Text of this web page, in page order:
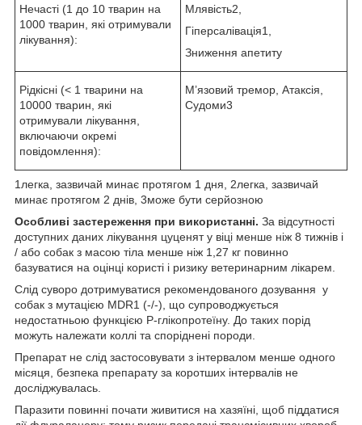
Нечасті (1 до 10 тварин на
1000 тварин, які отримували
лікування):
Млявість2
Гіперсалівація1
Зниження апетиту
Рідкісні (< 1 тварини на
10000 тварин, які
отримували лікування,
включаючи окремі
повідомлення):
М’язовий тремор, Атаксія,
Судоми3
1 легка, зазвичай минає протягом 1 дня, 2легка, зазвичай
минає протягом 2 днів, 3може бути серйозною
Особливі застереження при використанні. За відсутності
доступних даних лікування цуценят у віці менше ніж 8 тижнів і
/ або собак з масою тіла менше ніж 1,27 кг повинно
базуватися на оцінці користі і ризику ветеринарним лікарем.
Слід суворо дотримуватися рекомендованого дозування у
собак з мутацією MDR1 (-/-), що супроводжується
недостатньою функцією P-глікопротеїну. До таких порід
можуть належати коллі та споріднені породи.
Препарат не слід застосовувати з інтервалом менше одного
місяця, безпека препарату за коротших інтервалів не
досліджувалась.
Паразити повинні почати живитися на хазяїні, щоб піддатися